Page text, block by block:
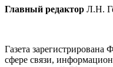
Главный редактор Л.Н.
Газета зарегистрирована
сфере связи,